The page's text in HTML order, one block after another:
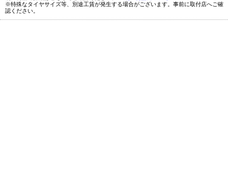
※特殊なタイヤサイズ等、別途工賃が発生する場合がございます。事前に取付店へご確
認ください。